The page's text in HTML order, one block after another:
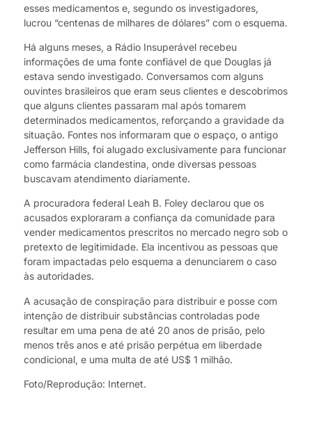
esses medicamentos e, segundo os investigadores,
lucrou “centenas de milhares de dólares” com o esquema.
Há alguns meses, a Rádio Insuperável recebeu
informações de uma fonte confiável de que Douglas já
estava sendo investigado. Conversamos com alguns
ouvintes brasileiros que eram seus clientes e descobrimos
que alguns clientes passaram mal após tomarem
determinados medicamentos, reforçando a gravidade da
situação. Fontes nos informaram que o espaço, o antigo
Jefferson Hills, foi alugado exclusivamente para funcionar
como farmácia clandestina, onde diversas pessoas
buscavam atendimento diariamente.
A procuradora federal Leah B. Foley declarou que os
acusados exploraram a confiança da comunidade para
vender medicamentos prescritos no mercado negro sob o
pretexto de legitimidade. Ela incentivou as pessoas que
foram impactadas pelo esquema a denunciarem o caso
às autoridades.
A acusação de conspiração para distribuir e posse com
intenção de distribuir substâncias controladas pode
resultar em uma pena de até 20 anos de prisão, pelo
menos três anos e até prisão perpétua em liberdade
condicional, e uma multa de até US$ 1 milhão.
Foto/Reprodução: Internet.